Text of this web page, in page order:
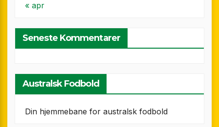
« apr
Seneste Kommentarer
Australsk Fodbold
Din hjemmebane for australsk fodbold